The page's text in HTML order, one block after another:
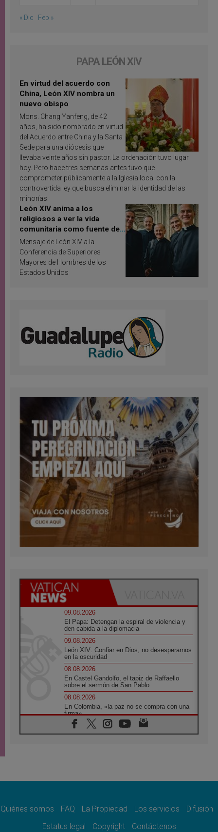
« Dic Feb »
PAPA LEÓN XIV
En virtud del acuerdo con
China, León XIV nombra un
nuevo obispo
Mons. Chang Yanfeng, de 42
años, ha sido nombrado en virtud
del Acuerdo entre China y la Santa
Sede para una diócesis que
llevaba veinte años sin pastor. La ordenación tuvo lugar
hoy. Pero hace tres semanas antes tuvo que
comprometer públicamente a la Iglesia local con la
controvertida ley que busca eliminar la identidad de las
minorías.
León XIV anima a los
religiosos a ver la vida
comunitaria como fuente de
inspiración y santificación
Mensaje de León XIV a la
Conferencia de Superiores
Mayores de Hombres de los
Estados Unidos
09.08.2026
El Papa: Detengan la espiral de violencia y
den cabida a la diplomacia
09.08.2026
León XIV: Confiar en Dios, no desesperarnos
en la oscuridad
08.08.2026
En Castel Gandolfo, el tapiz de Raffaello
sobre el sermón de San Pablo
08.08.2026
En Colombia, «la paz no se compra con una
firma»
08.08.2026
En Venezuela celebraron los 416 años del
08.08.2026
07.08.2026
se convierte en diócesis
Quiénes somos FAQ La Propiedad Los servicios
Difusión
Estatus legal
Copyright Contáctenos